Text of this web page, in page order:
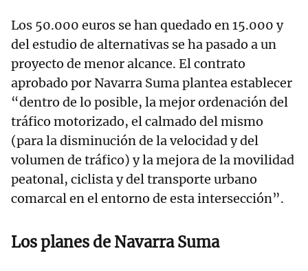
Los 50.000 euros se han quedado en 15.000 y
del estudio de alternativas se ha pasado a un
proyecto de menor alcance. El contrato
aprobado por Navarra Suma plantea establecer
“dentro de lo posible, la mejor ordenación del
tráfico motorizado, el calmado del mismo
(para la disminución de la velocidad y del
volumen de tráfico) y la mejora de la movilidad
peatonal, ciclista y del transporte urbano
comarcal en el entorno de esta intersección”.
Los planes de Navarra Suma